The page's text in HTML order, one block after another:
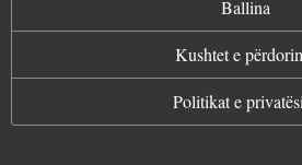
Ballina
Kushtet e
Politikat e